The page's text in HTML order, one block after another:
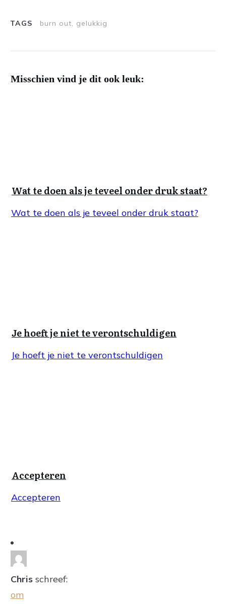
TAGS burn out, gelukkig
Misschien vind je dit ook leuk:
Wat te doen als je teveel onder druk staat?
Wat te doen als je teveel onder druk staat?
Je hoeft je niet te verontschuldigen
Je hoeft je niet te verontschuldigen
Accepteren
Accepteren
Chris schreef:
om